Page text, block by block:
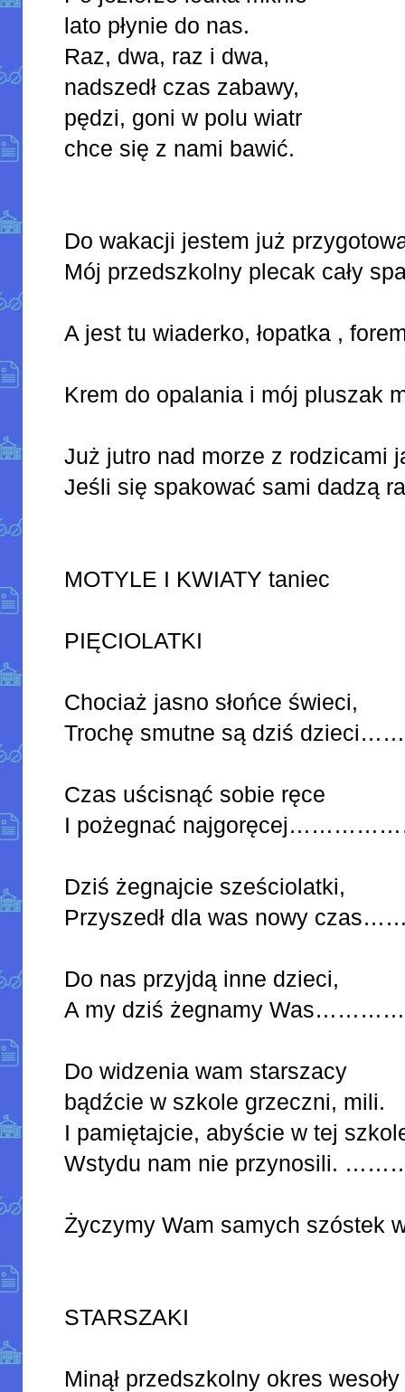
lato płynie do nas.
Raz, dwa, raz i dwa,
nadszedł czas zabawy,
pędzi, goni w polu wiatr
chce się z nami bawić.
Do wakacji jestem już
Mój przedszkolny plecak cały
A jest tu wiaderko, łopatka ,
Krem do opalania i mój pluszak
Już jutro nad morze z rodzicami
Jeśli się spakować sami
MOTYLE I KWIATY taniec
PIĘCIOLATKI
Chociaż jasno słońce świeci,
Trochę smutne są dziś
Czas uścisnąć sobie ręce
I pożegnać
Dziś żegnajcie sześciolatki,
Przyszedł dla was nowy
Do nas przyjdą inne dzieci,
A my dziś żegnamy
Do widzenia wam starszacy
bądźcie w szkole grzeczni, mili.
I pamiętajcie, abyście w tej
Wstydu nam nie przynosili.
Życzymy Wam samych szóstek
STARSZAKI
Minął przedszkolny okres wesoły